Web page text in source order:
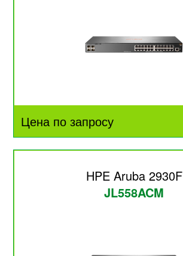
Цена по запросу
HPE Aruba 2930F
JL558ACM